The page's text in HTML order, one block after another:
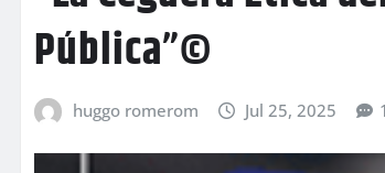
Pública”©
huggo romerom Jul 25, 2025 1